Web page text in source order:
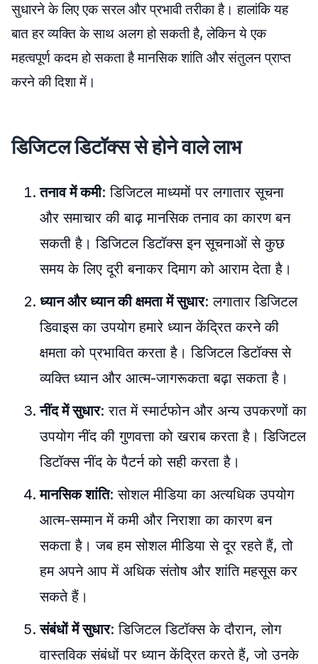
सुधारने के लिए एक सरल और प्रभावी तरीका है। हालांकि यह
बात हर व्यक्ति के साथ अलग हो सकती है, लेकिन ये एक
महत्वपूर्ण कदम हो सकता है मानसिक शांति और संतुलन प्राप्त
करने की दिशा में।
डिजिटल डिटॉक्स से होने वाले लाभ
तनाव में कमी: डिजिटल माध्यमों पर लगातार सूचना
और समाचार की बाढ़ मानसिक तनाव का कारण बन
सकती है। डिजिटल डिटॉक्स इन सूचनाओं से कुछ
समय के लिए दूरी बनाकर दिमाग को आराम देता है।
ध्यान और ध्यान की क्षमता में सुधार: लगातार डिजिटल
डिवाइस का उपयोग हमारे ध्यान केंद्रित करने की
क्षमता को प्रभावित करता है। डिजिटल डिटॉक्स से
व्यक्ति ध्यान और आत्म-जागरूकता बढ़ा सकता है।
नींद में सुधार: रात में स्मार्टफोन और अन्य उपकरणों का
उपयोग नींद की गुणवत्ता को खराब करता है। डिजिटल
डिटॉक्स नींद के पैटर्न को सही करता है।
मानसिक शांति: सोशल मीडिया का अत्यधिक उपयोग
आत्म-सम्मान में कमी और निराशा का कारण बन
सकता है। जब हम सोशल मीडिया से दूर रहते हैं, तो
हम अपने आप में अधिक संतोष और शांति महसूस कर
सकते हैं।
संबंधों में सुधार: डिजिटल डिटॉक्स के दौरान, लोग
वास्तविक संबंधों पर ध्यान केंद्रित करते हैं, जो उनके